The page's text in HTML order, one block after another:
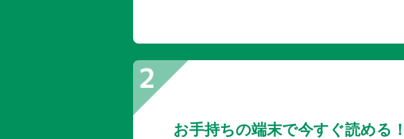
お手持ちの端末で今すぐ読める！